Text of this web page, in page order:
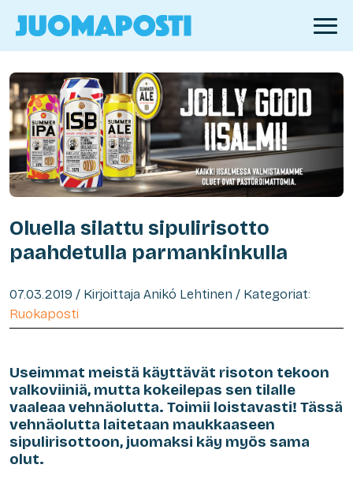
Oluella silattu sipulirisotto
paahdetulla parmankinkulla
07.03.2019 / Kirjoittaja Anikó Lehtinen / Kategoriat:
Ruokaposti
Useimmat meistä käyttävät risoton tekoon
valkoviiniä, mutta kokeilepas sen tilalle
vaaleaa vehnäolutta. Toimii loistavasti! Tässä
vehnäolutta laitetaan maukkaaseen
sipulirisottoon, juomaksi käy myös sama
olut.